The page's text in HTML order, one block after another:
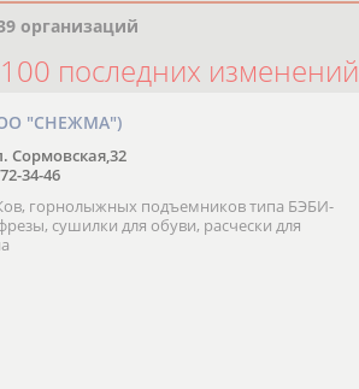
организаций
100 последних изменений
"СНЕЖМА")
Сормовская,32
34-46
горнолыжных подъемников типа БЭБИ-
сушилки для обуви, расчески для